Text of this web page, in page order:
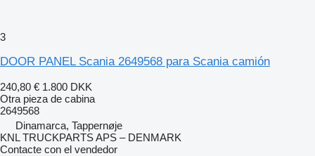
3
DOOR PANEL Scania 2649568 para Scania camión
240,80 € 1.800 DKK
Otra pieza de cabina
2649568
Dinamarca, Tappernøje
KNL TRUCKPARTS APS – DENMARK
Contacte con el vendedor